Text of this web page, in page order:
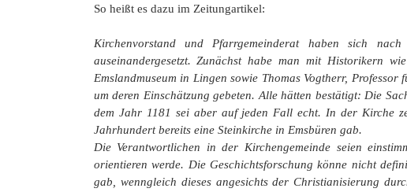
So heißt es dazu im Zeitungartikel:
Kirchenvorstand und Pfarrgemeinderat haben sich
auseinandergesetzt. Zunächst habe man mit Historikern
Emslandmuseum in Lingen sowie Thomas Vogtherr,
um deren Einschätzung gebeten. Alle hätten bestätigt: Die
dem Jahr 1181 sei aber auf jeden Fall echt. In der Kirche
Jahrhundert bereits eine Steinkirche in Emsbüren gab.
Die Verantwortlichen in der Kirchengemeinde seien
orientieren werde. Die Geschichtsforschung könne nicht
gab, wenngleich dieses angesichts der Christianisierung